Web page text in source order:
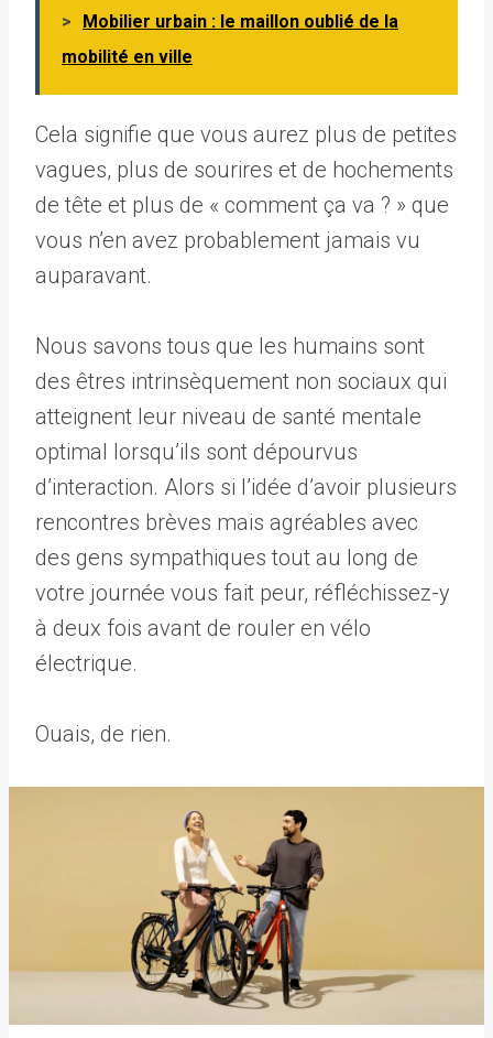
>
Mobilier urbain : le maillon oublié de la
mobilité en ville
Cela signifie que vous aurez plus de petites
vagues, plus de sourires et de hochements
de tête et plus de « comment ça va ? » que
vous n’en avez probablement jamais vu
auparavant.
Nous savons tous que les humains sont
des êtres intrinsèquement non sociaux qui
atteignent leur niveau de santé mentale
optimal lorsqu’ils sont dépourvus
d’interaction. Alors si l’idée d’avoir plusieurs
rencontres brèves mais agréables avec
des gens sympathiques tout au long de
votre journée vous fait peur, réfléchissez-y
à deux fois avant de rouler en vélo
électrique.
Ouais, de rien.